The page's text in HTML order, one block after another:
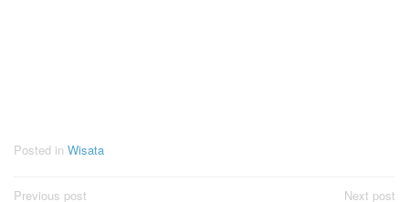
Posted in Wisata
Previous post
Next post